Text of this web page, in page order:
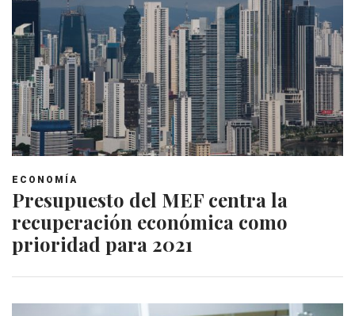
ECONOMÍA
Presupuesto del MEF centra la
recuperación económica como
prioridad para 2021